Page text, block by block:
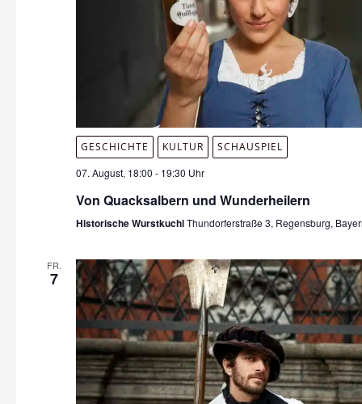
GESCHICHTE KULTUR
SCHAUSPIEL
07. August, 18:00 - 19:30 Uhr
Von Quacksalbern und Wunderheilern
Historische WurstkuchlThundorferstraße 3, Regensburg,
FR.
7